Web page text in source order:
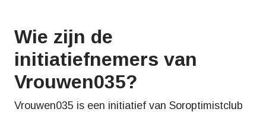
Wie zijn de
initiatiefnemers van
Vrouwen035?
Vrouwen035 is een initiatief van Soroptimistclub